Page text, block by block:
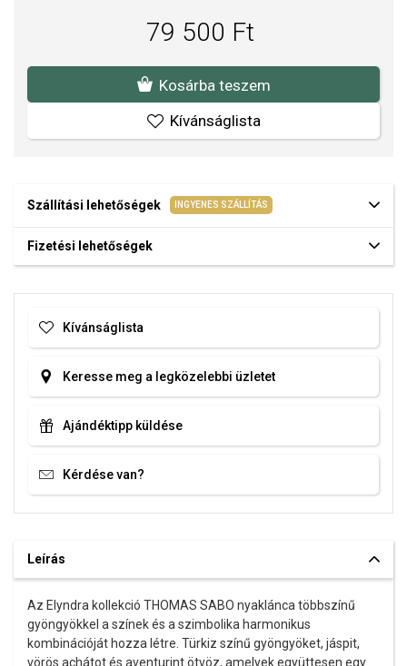
ékszerekkel rétegezve viselni, színével és kifejező erejével mindig
Nyaklánc hossza: 55 cm.
Gyöngy átmérője: 6 mm.
Dísz mérete: 7,5 x 12 mm.
benne, hogy eredeti ékszert vásárol, a komplett márkás
79 500 Ft
Kosárba teszem
Kívánságlista
Szállítási lehetőségek INGYENES SZÁLLÍTÁS
Fizetési lehetőségek
Kívánságlista
Keresse meg a legközelebbi üzletet
Ajándéktipp küldése
Kérdése van?
Leírás
Az Elyndra kollekció THOMAS SABO nyaklánca többszínű
gyöngyökkel a színek és a szimbolika harmonikus
kombinációját hozza létre. Türkiz színű gyöngyöket, jáspit,
vörös achátot és aventurint ötvöz, amelyek együttesen egy